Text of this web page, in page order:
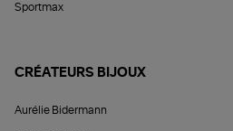
Sportmax
CRÉATEURS BIJOUX
Aurélie Bidermann